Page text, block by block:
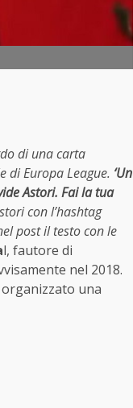
di una carta
di Europa League. ‘Un
Astori. Fai la tua
con l’hashtag
post il testo con le
l, fautore di
nel 2018.
organizzato una